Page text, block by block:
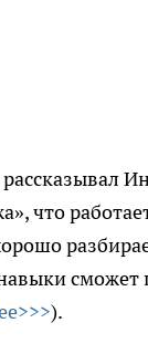
что
).